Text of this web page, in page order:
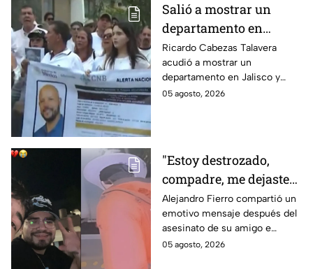
Salió a mostrar un
departamento en
Zapopan y no volvió a
casa: Buscan a Ricardo
Cabezas Talavera en
Jalisco
Ricardo Cabezas Talavera
acudió a mostrar un
departamento en Jalisco y
después desapareció;
05 agosto, 2026
"Estoy destrozado,
compadre, me dejaste":
Así reaccionó
Alejandro Fierro al
asesinato del
influencer César
Alejandro Fierro compartió un
emotivo mensaje después del
asesinato de su amigo e
influencer César Gastélum;
05 agosto, 2026